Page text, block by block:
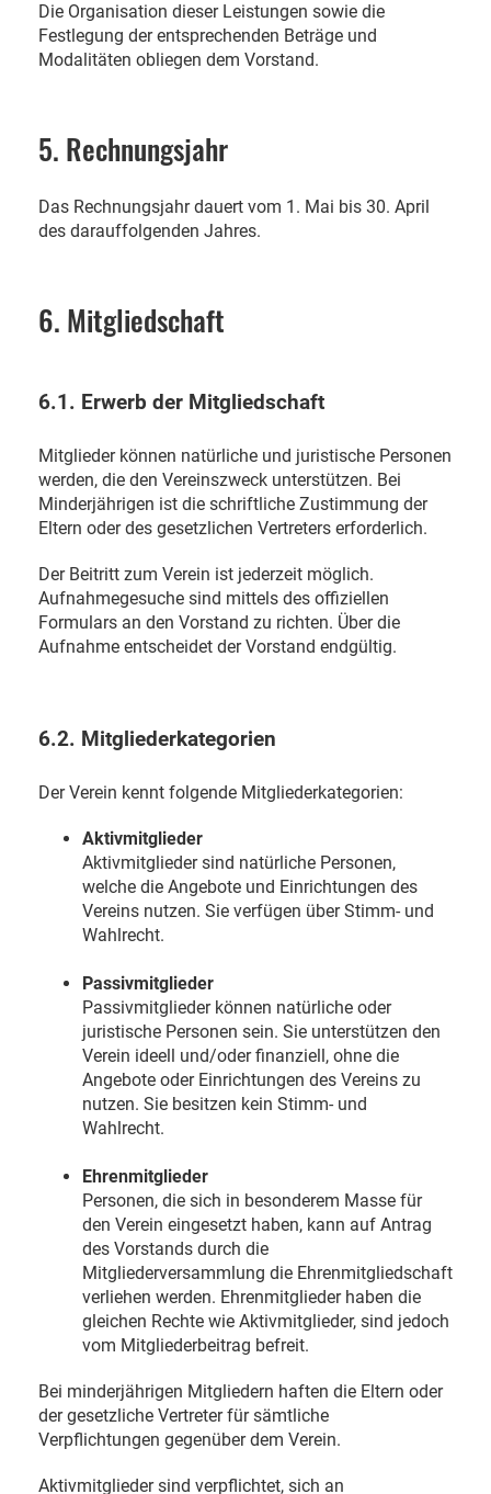
Die Organisation dieser Leistungen sowie die
Festlegung der entsprechenden Beträge und
Modalitäten obliegen dem Vorstand.
5. Rechnungsjahr
Das Rechnungsjahr dauert vom 1. Mai bis 30. April
des darauffolgenden Jahres.
6. Mitgliedschaft
6.1. Erwerb der Mitgliedschaft
Mitglieder können natürliche und juristische Personen
werden, die den Vereinszweck unterstützen. Bei
Minderjährigen ist die schriftliche Zustimmung der
Eltern oder des gesetzlichen Vertreters erforderlich.
Der Beitritt zum Verein ist jederzeit möglich.
Aufnahmegesuche sind mittels des offiziellen
Formulars an den Vorstand zu richten. Über die
Aufnahme entscheidet der Vorstand endgültig.
6.2. Mitgliederkategorien
Der Verein kennt folgende Mitgliederkategorien:
Aktivmitglieder
Aktivmitglieder sind natürliche Personen,
welche die Angebote und Einrichtungen des
Vereins nutzen. Sie verfügen über Stimm- und
Wahlrecht.
Passivmitglieder
Passivmitglieder können natürliche oder
juristische Personen sein. Sie unterstützen den
Verein ideell und/oder finanziell, ohne die
Angebote oder Einrichtungen des Vereins zu
nutzen. Sie besitzen kein Stimm- und
Wahlrecht.
Ehrenmitglieder
Personen, die sich in besonderem Masse für
den Verein eingesetzt haben, kann auf Antrag
des Vorstands durch die
Mitgliederversammlung die Ehrenmitgliedschaft
verliehen werden. Ehrenmitglieder haben die
gleichen Rechte wie Aktivmitglieder, sind jedoch
vom Mitgliederbeitrag befreit.
Bei minderjährigen Mitgliedern haften die Eltern oder
der gesetzliche Vertreter für sämtliche
Verpflichtungen gegenüber dem Verein.
Aktivmitglieder sind verpflichtet, sich an